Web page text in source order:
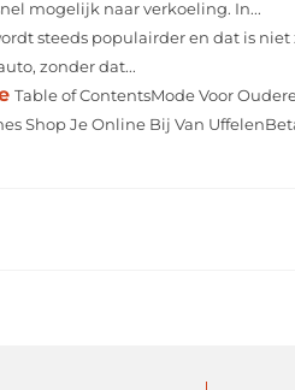
mogelijk naar verkoeling. In...
steeds populairder en dat is niet
zonder dat...
Table of ContentsMode Voor
Shop Je Online Bij Van